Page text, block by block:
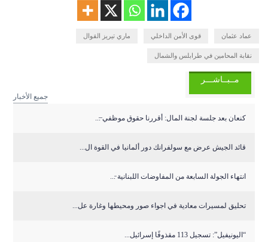
عماد عثمان قوى الأمن الداخلي ماري تيريز القوال
نقابة المحامين في طرابلس والشمال
مــبــاشـــر
جميع الأخبار
كنعان بعد جلسة لجنة المال: أقررنا حقوق موظفي ̶...
قائد الجيش عرض مع سولفرانك دور ألمانيا في القوة ال...
انتهاء الجولة السابعة من المفاوضات اللبنانية ̵...
تحليق لمسيرات معادية في اجواء صور ومحيطها وغارة عل...
“اليونيفيل”: تسجيل 113 مقذوفًا إسرائيل...